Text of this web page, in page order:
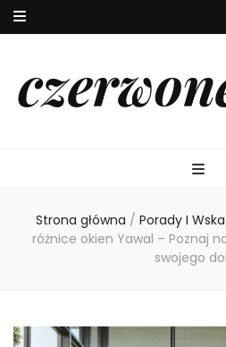
Strona główna / Porady I
różnice okien Yawal – Poznaj
swojego